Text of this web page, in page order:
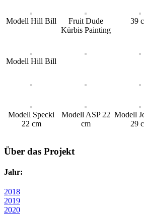
Modell Hill Bill
Fruit Dude
Kürbis Painting
39
Modell Hill Bill
Modell Specki
22 cm
Modell ASP 22
cm
Modell
29
Über das Projekt
Jahr:
2018
2019
2020